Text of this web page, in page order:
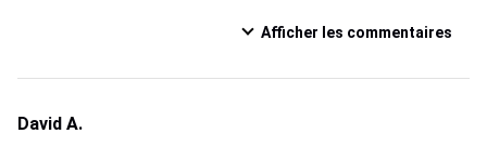
Afficher les commentaires
David A.